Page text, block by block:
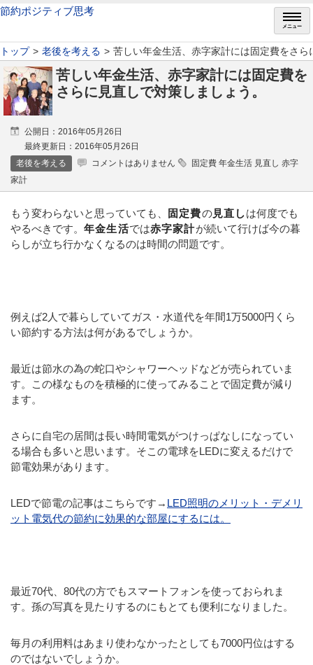
節約ポジティブ思考
メニュー
トップ 老後を考える 苦しい年金生活、赤字家計には固定費をさ
苦しい年金生活、赤字家計には固定費を
さらに見直しで対策しましょう。
公開日：2016年05月26日
最終更新日：2016年05月26日
老後を考える
コメントはありません
固定費 年金生活 見直し 赤字
家計
もう変わらないと思っていても、 固定費の見直しは何度でも
やるべきです。 年金生活では赤字家計が続いて行けば今の暮
らしが立ち行かなくなるのは時間の問題です。
例えば2人で暮らしていてガス・水道代を年間1万5000円くら
い節約する方法は何があるでしょうか。
最近は節水の為の蛇口やシャワーヘッドなどが売られていま
す。この様なものを積極的に使ってみることで固定費が減り
ます。
さらに自宅の居間は長い時間電気がつけっぱなしになってい
る場合も多いと思います。そこの電球をLEDに変えるだけで
節電効果があります。
LEDで節電の記事はこちらです→ LED照明のメリット・デメリ
ット電気代の節約に効果的な部屋にするには。
最近70代、80代の方でもスマートフォンを使っておられま
す。孫の写真を見たりするのにもとても便利になりました。
毎月の利用料はあまり使わなかったとしても7000円位はする
のではないでしょうか。